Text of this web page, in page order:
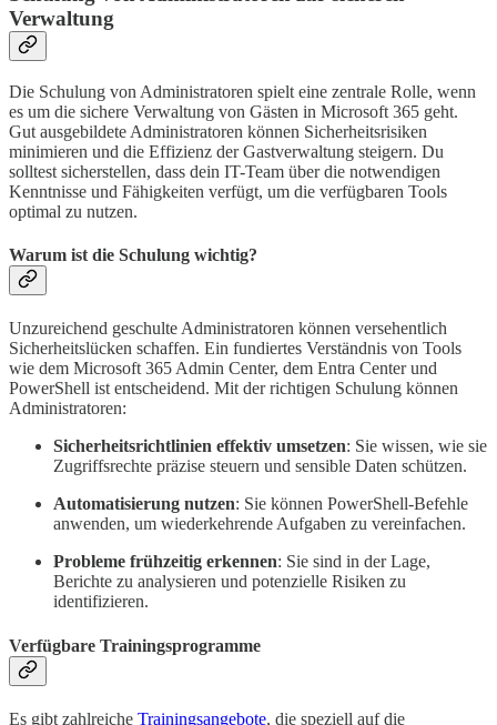
Verwaltung
Die Schulung von Administratoren spielt eine zentrale Rolle, wenn
es um die sichere Verwaltung von Gästen in Microsoft 365 geht.
Gut ausgebildete Administratoren können Sicherheitsrisiken
minimieren und die Effizienz der Gastverwaltung steigern. Du
solltest sicherstellen, dass dein IT-Team über die notwendigen
Kenntnisse und Fähigkeiten verfügt, um die verfügbaren Tools
optimal zu nutzen.
Warum ist die Schulung wichtig?
Unzureichend geschulte Administratoren können versehentlich
Sicherheitslücken schaffen. Ein fundiertes Verständnis von Tools
wie dem Microsoft 365 Admin Center, dem Entra Center und
PowerShell ist entscheidend. Mit der richtigen Schulung können
Administratoren:
Sicherheitsrichtlinien effektiv umsetzen: Sie wissen, wie sie
Zugriffsrechte präzise steuern und sensible Daten schützen.
Automatisierung nutzen: Sie können PowerShell-Befehle
anwenden, um wiederkehrende Aufgaben zu vereinfachen.
Probleme frühzeitig erkennen: Sie sind in der Lage,
Berichte zu analysieren und potenzielle Risiken zu
identifizieren.
Verfügbare Trainingsprogramme
Es gibt zahlreiche Trainingsangebote, die speziell auf die